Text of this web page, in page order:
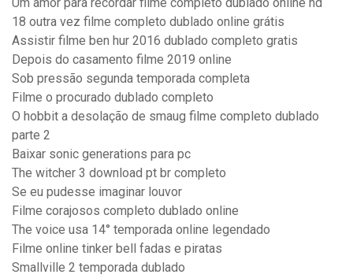
Um amor para recordar filme completo dublado online hd
18 outra vez filme completo dublado online grátis
Assistir filme ben hur 2016 dublado completo gratis
Depois do casamento filme 2019 online
Sob pressão segunda temporada completa
Filme o procurado dublado completo
O hobbit a desolação de smaug filme completo dublado
parte 2
Baixar sonic generations para pc
The witcher 3 download pt br completo
Se eu pudesse imaginar louvor
Filme corajosos completo dublado online
The voice usa 14° temporada online legendado
Filme online tinker bell fadas e piratas
Smallville 2 temporada dublado